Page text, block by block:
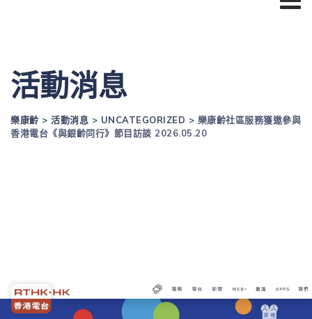
活動消息
樂康齡 > 活動消息 > UNCATEGORIZED > 樂康齡社區服務獲邀參與
香港電台《與銀齡同行》節目訪談 2026.05.20